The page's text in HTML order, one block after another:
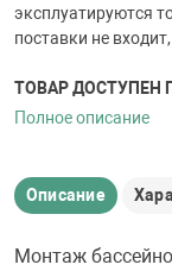
эксплуатируются
поставки не
ТОВАР ДОСТУПЕН
Полное описание
Описание
Монтаж